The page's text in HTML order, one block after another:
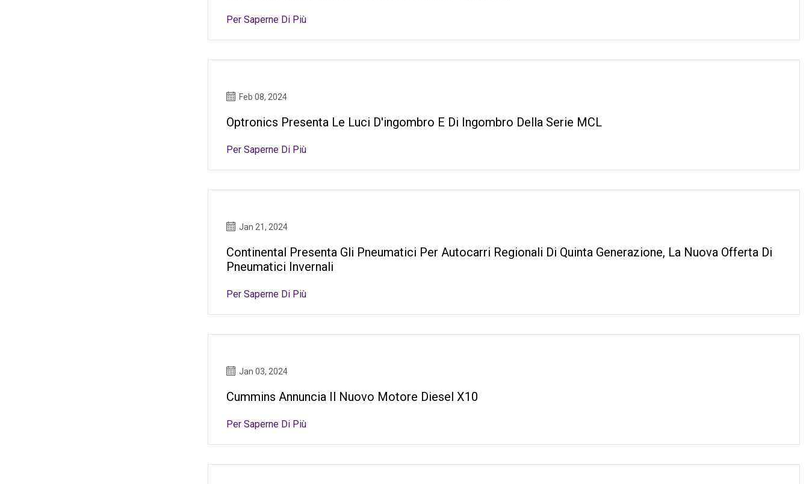
Per Saperne Di Più
Feb 08, 2024
Optronics Presenta Le Luci D'ingombro E Di Ingombro Della Serie MCL
Per Saperne Di Più
Jan 21, 2024
Continental Presenta Gli Pneumatici Per Autocarri Regionali Di Quinta Generazione, La Nuova Offerta Di
Pneumatici Invernali
Per Saperne Di Più
Jan 03, 2024
Cummins Annuncia Il Nuovo Motore Diesel X10
Per Saperne Di Più